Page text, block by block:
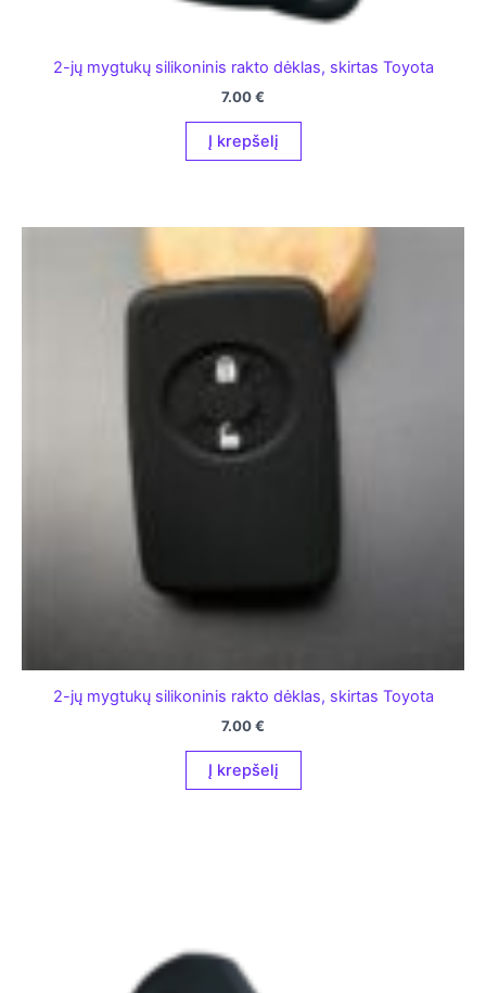
2-jų mygtukų silikoninis rakto dėklas, skirtas Toyota
7.00€
Į krepšelį
2-jų mygtukų silikoninis rakto dėklas, skirtas Toyota
7.00€
Į krepšelį